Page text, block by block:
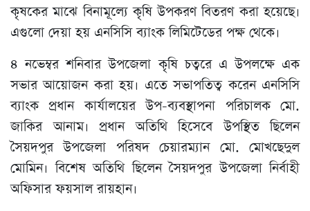
কৃষকের মাঝে বিনামূল্যে কৃষি উপকরণ বিতরণ করা হয়েছে।
এগুলো দেয়া হয় এনসিসি ব্যাংক লিমিটেডের পক্ষ থেকে।
৪ নভেম্বর শনিবার উপজেলা কৃষি চত্বরে এ উপলক্ষে এক
সভার আয়োজন করা হয়। এতে সভাপতিত্ব করেন এনসিসি
ব্যাংক প্রধান কার্যালয়ের উপ-ব্যবস্থাপনা পরিচালক মো.
জাকির আনাম। প্রধান অতিথি হিসেবে উপস্থিত ছিলেন
সৈয়দপুর উপজেলা পরিষদ চেয়ারম্যান মো. মোখছেদুল
মোমিন। বিশেষ অতিথি ছিলেন সৈয়দপুর উপজেলা নির্বাহী
অফিসার ফয়সাল রায়হান।